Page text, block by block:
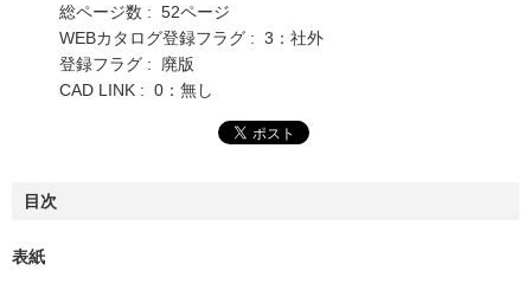
総ページ数 : 52ページ
WEBカタログ登録フラグ : 3：社外
登録フラグ : 廃版
CAD LINK : 0：無し
目次
表紙